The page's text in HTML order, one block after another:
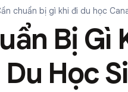
chuẩn bị gì khi đi du học
Bị
Học